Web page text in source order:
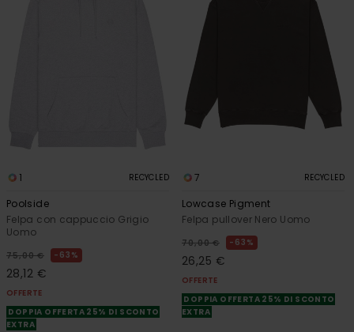
1 RECYCLED
Poolside
Felpa con cappuccio Grigio
Uomo
75,00 € 63%
28,12 €
OFFERTE
DOPPIA OFFERTA 25% DI SCONTO
EXTRA
7 RECYCLED
Lowcase Pigment
Felpa pullover Nero Uomo
70,00 € 63%
26,25 €
OFFERTE
DOPPIA OFFERTA 25% DI SCONTO
EXTRA